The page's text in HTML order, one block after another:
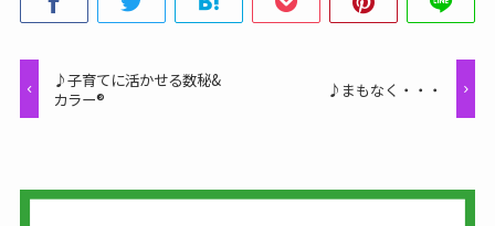
♪子育てに活かせる数秘&
カラー®
♪まもなく・・・